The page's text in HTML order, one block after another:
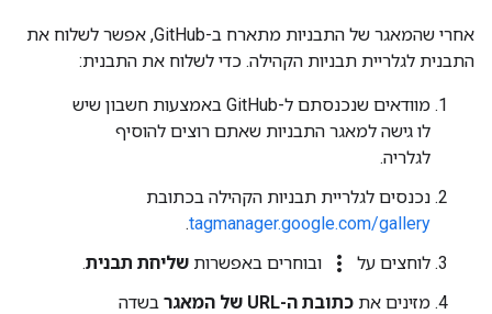
אחרי שהמאגר של התבניות מתארח ב-GitHub, אפשר לשלוח את
התבנית לגלריית תבניות הקהילה. כדי לשלוח את התבנית:
מוודאים שנכנסתם ל-GitHub באמצעות חשבון שיש
לו גישה למאגר התבניות שאתם רוצים להוסיף
לגלריה.
נכנסים לגלריית תבניות הקהילה בכתובת
tagmanager.google.com/gallery
.
לוחצים על
more_vert ובוחרים באפשרות שליחת תבנית.
מזינים את כתובת ה-URL של המאגר
בשדה